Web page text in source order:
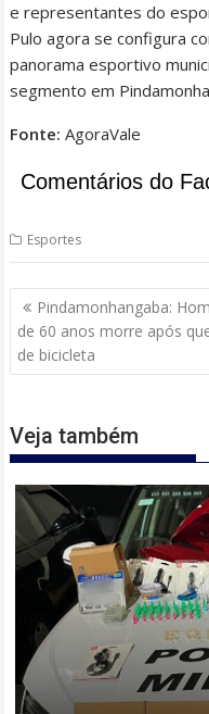
e representantes do
Pulo agora se configura
panorama esportivo
segmento em
Fonte: AgoraVale
Comentários do
Esportes
Navegação
de
Post
Pindamonhangaba:
de 60 anos morre após
de bicicleta
Veja também